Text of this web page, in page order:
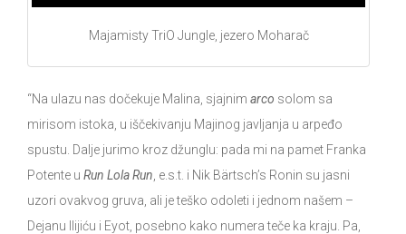
Majamisty TriO Jungle, jezero Moharač
“Na ulazu nas dočekuje Malina, sjajnim arco solom sa
mirisom istoka, u iščekivanju Majinog javljanja u arpeđo
spustu. Dalje jurimo kroz džunglu: pada mi na pamet Franka
Potente u Run Lola Run , e.s.t. i Nik Bärtsch’s Ronin su jasni
uzori ovakvog gruva, ali je teško odoleti i jednom našem –
Dejanu Ilijiću i Eyot, posebno kako numera teče ka kraju. Pa,